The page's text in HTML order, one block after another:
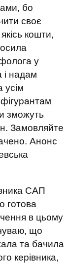
бо
своє
кошти,
у
і надам
усім
зможуть
Замовляйте
Анонс
САП
готова
в цьому
що
та бачила
керівника,